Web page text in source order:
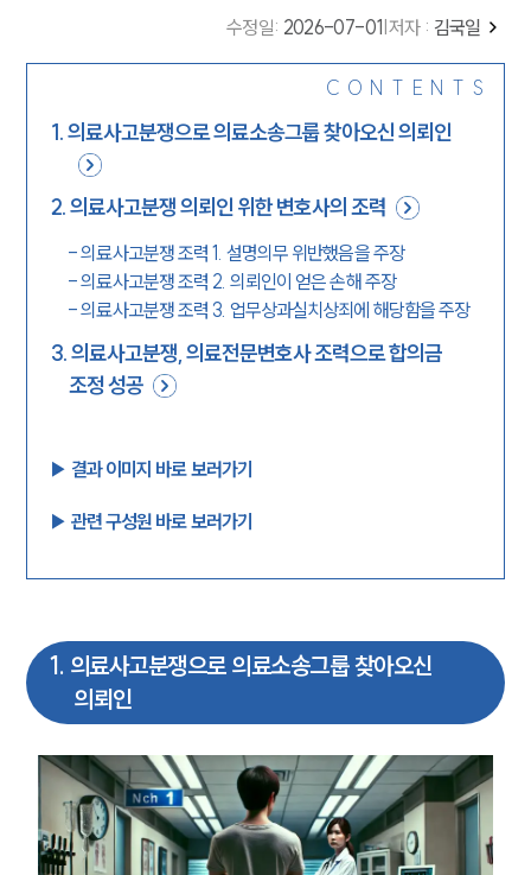
수정일: 2026-07-01 저자 : 김국일
CONTENTS
1.의료사고분쟁으로 의료소송그룹 찾아오신 의뢰인
2.의료사고분쟁 의뢰인 위한 변호사의 조력
-의료사고분쟁 조력 1. 설명의무 위반했음을 주장
-의료사고분쟁 조력 2. 의뢰인이 얻은 손해 주장
-의료사고분쟁 조력 3. 업무상과실치상죄에 해당함을 주장
3.의료사고분쟁, 의료전문변호사 조력으로 합의금
조정 성공
▶︎ 결과 이미지 바로 보러가기
▶︎ 관련 구성원 바로 보러가기
1. 의료사고분쟁으로 의료소송그룹 찾아오신
의뢰인